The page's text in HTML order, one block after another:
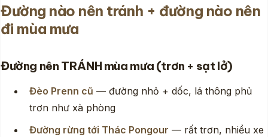
Đường nào nên tránh + đường nào nên
đi mùa mưa
Đường nên TRÁNH mùa mưa (trơn + sạt lở)
Đèo Prenn cũ — đường nhỏ + dốc, lá thông phủ
trơn như xà phòng
Đường rừng tới Thác Pongour — rất trơn, nhiều xe